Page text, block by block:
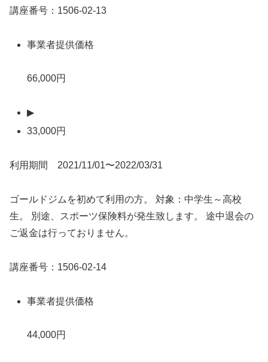
講座番号：1506-02-13
事業者提供価格
66,000円
▶
33,000円
利用期間 2021/11/01〜2022/03/31
ゴールドジムを初めて利用の方。 対象：中学生～高校
生。 別途、スポーツ保険料が発生致します。 途中退会の
ご返金は行っておりません。
講座番号：1506-02-14
事業者提供価格
44,000円